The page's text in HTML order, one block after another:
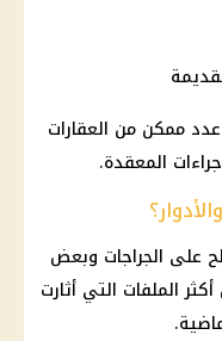
ممكن من العقارات
المعقدة.
على الجراجات وبعض
الملفات التي أثارت